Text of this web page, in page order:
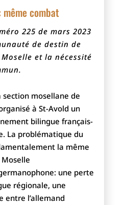
combat
225 de mars 2023
de destin de
et la nécessité
section mosellane de
à St-Avold un
bilingue français-
La problématique du
la même
une perte
régionale, une
entre l’allemand